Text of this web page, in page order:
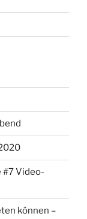
#7 Video-
können –